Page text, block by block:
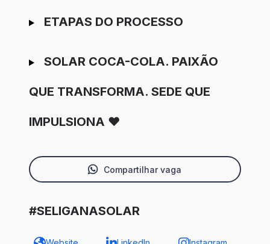
ETAPAS DO PROCESSO
SOLAR COCA-COLA. PAIXÃO
QUE TRANSFORMA. SEDE QUE
IMPULSIONA ❤️
Compartilhar vaga
#SELIGANASOLAR